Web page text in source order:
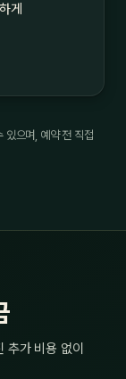
게
있으며, 예약 전 직접
추가 비용 없이